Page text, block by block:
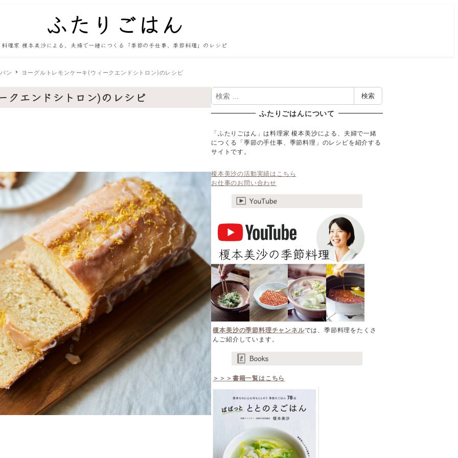
料理家 榎本美沙による、夫婦で一緒につくる「季節の手仕事、季節料理」のレシピ
ン ヨーグルトレモンケーキ(ウィークエンドシトロン)のレシピ
クエンドシトロン)のレシピ
検
索
検索
ふたりごはんについて
「ふたりごはん」は料理家 榎本美沙による、夫婦で一緒
につくる「季節の手仕事、季節料理」のレシピを紹介する
サイトです。
榎本美沙の活動実績はこちら
お仕事のお問い合わせ
榎本美沙の季節料理チャンネルでは、季節料理をたくさ
んご紹介しています。
＞＞＞書籍一覧はこちら